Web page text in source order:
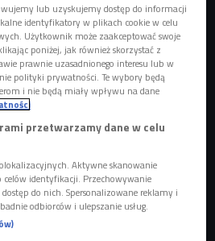
Polskie Radio
chłopaków z Żywca, którzy z
indie-rocka.
"Głodny" ukazał się 22 lutego
zespołu, która mimo tego, że
sukcesów. Cała tajemnica
piosenkach,
lub uzyskujemy dostęp do informacji
identyfikatory w plikach cookie w celu
Użytkownik może zaakceptować swoje
poniżej, jak również skorzystać z
prawnie uzasadnionego interesu lub w
polityki prywatności. Te wybory będą
i nie będą miały wpływu na dane
przetwarzamy dane w celu
Aktywne skanowanie
identyfikacji. Przechowywanie
do nich. Spersonalizowane reklamy i
odbiorców i ulepszanie usług.